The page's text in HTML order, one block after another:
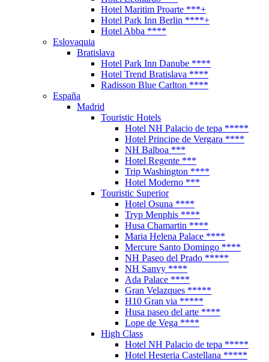
Hotel Maritim Proarte ***+
Hotel Park Inn Berlin ****+
Hotel Abba ****
Eslovaquia
Bratislava
Hotel Park Inn Danube ****
Hotel Trend Bratislava ****
Radisson Blue Carlton ****
España
Madrid
Touristic Hotels
Hotel NH Palacio de tepa *****
Hotel Principe de Vergara ****
NH Balboa ***
Hotel Regente ***
Trip Washington ****
Hotel Moderno ***
Touristic Superior
Hotel Osuna ****
Tryp Menphis ****
Husa Chamartin ****
Maria Helena Palace ****
Mercure Santo Domingo ****
NH Paseo del Prado *****
NH Sanvy ****
Ada Palace ****
Gran Velazques *****
H10 Gran via *****
Husa paseo del arte ****
Lope de Vega ****
High Class
Hotel NH Palacio de tepa *****
Hotel Hesteria Castellana *****